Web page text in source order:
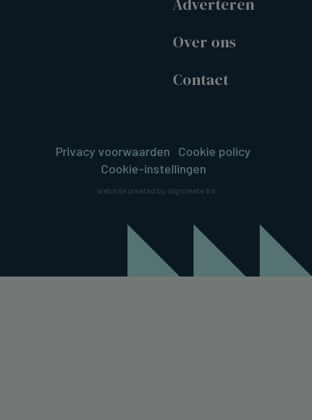
Adverteren
Over ons
Contact
Privacy voorwaarden
Cookie policy
Cookie-instellingen
website created by digicreate.be